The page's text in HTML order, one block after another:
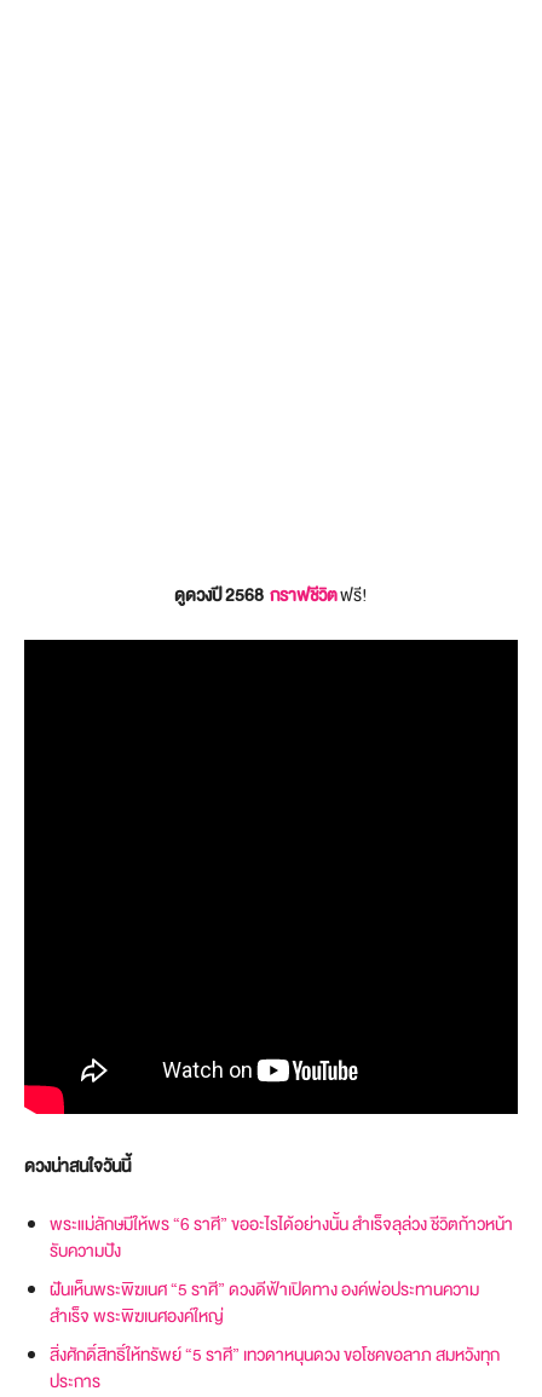
ดูดวงปี 2568 กราฟชีวิตฟรี!
ดวงน่าสนใจวันนี้
พระแม่ลักษมีให้พร “6 ราศี” ขออะไรได้อย่างนั้น สำเร็จลุล่วง ชีวิตก้าวหน้า
รับความปัง
ฝันเห็นพระพิฆเนศ “5 ราศี” ดวงดีฟ้าเปิดทาง องค์พ่อประทานความ
สำเร็จ พระพิฆเนศองค์ใหญ่
สิ่งศักดิ์สิทธิ์ให้ทรัพย์ “5 ราศี” เทวดาหนุนดวง ขอโชคขอลาภ สมหวังทุก
ประการ